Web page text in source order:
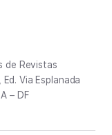
de Revistas
Via Esplanada
– DF